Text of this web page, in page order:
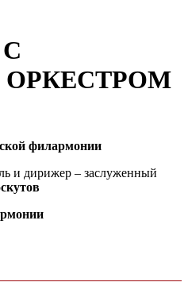
филармонии
и дирижер – заслуженный